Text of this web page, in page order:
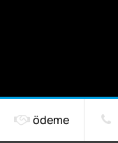
ödeme